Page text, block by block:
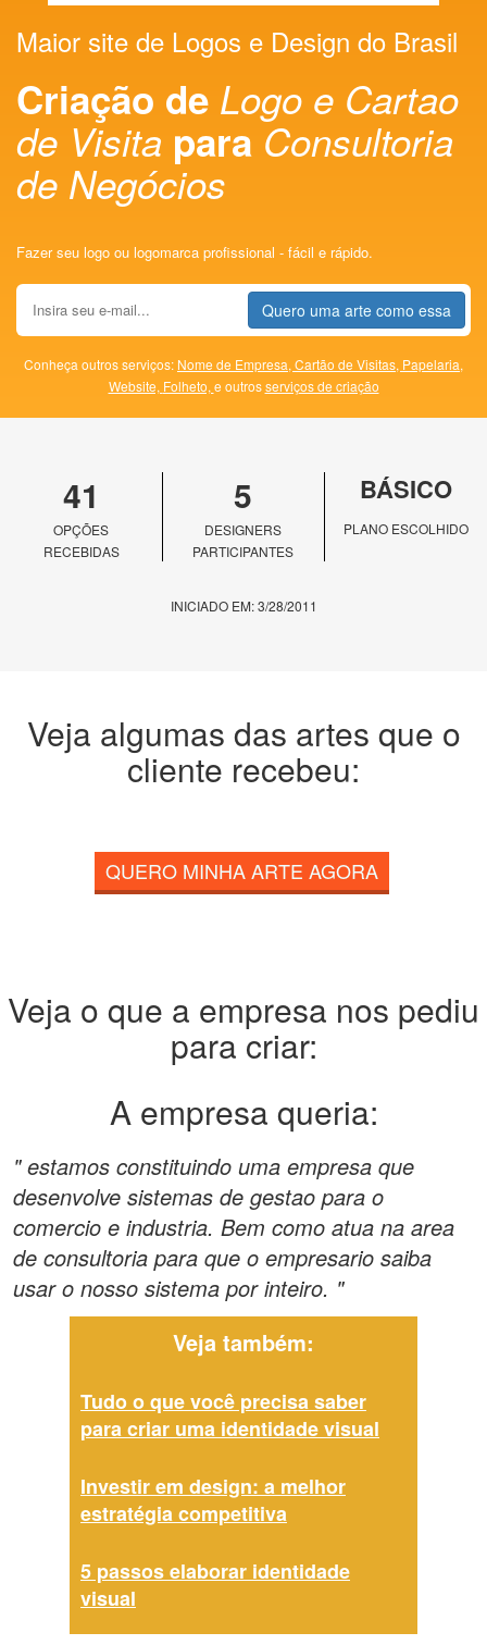
Maior site de Logos e Design do Brasil
Criação de Logo e Cartao
de Visita para Consultoria
de Negócios
Fazer seu logo ou logomarca profissional - fácil e rápido.
Quero uma arte como essa
Conheça outros serviços: Nome de Empresa, Cartão de Visitas, Papelaria,
Website, Folheto, e outrosserviços de criação
41
OPÇÕES
RECEBIDAS
5
DESIGNERS
PARTICIPANTES
BÁSICO
PLANO ESCOLHIDO
INICIADO EM: 3/28/2011
Veja algumas das artes que o
cliente recebeu:
QUERO MINHA ARTE AGORA
Veja o que a empresa nos pediu
para criar:
A empresa queria:
" estamos constituindo uma empresa que
desenvolve sistemas de gestao para o
comercio e industria. Bem como atua na area
de consultoria para que o empresario saiba
usar o nosso sistema por inteiro. "
Veja também:
Tudo o que você precisa saber
para criar uma identidade visual
Investir em design: a melhor
estratégia competitiva
5 passos elaborar identidade
visual